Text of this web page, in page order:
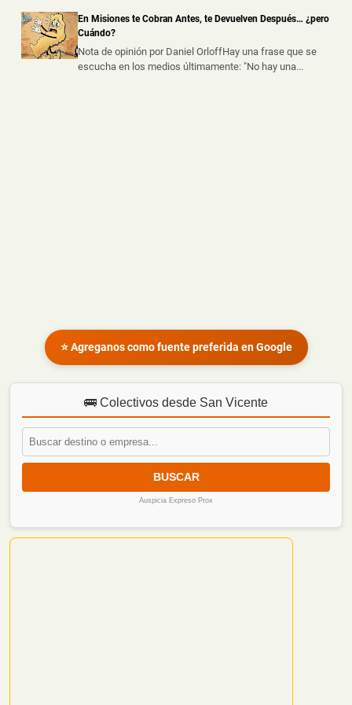
un operativo policial rea...
En Misiones te Cobran Antes, te Devuelven Después… ¿pero
Cuándo?
Nota de opinión por Daniel OrloffHay una frase que se
escucha en los medios últimamente: "No hay una...
⭐ Agreganos como fuente preferida en Google
🚌 Colectivos desde San Vicente
BUSCAR
Auspicia Expreso Prox